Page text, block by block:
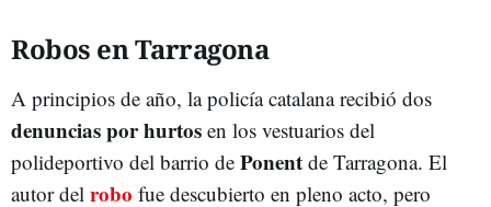
Robos en Tarragona
A principios de año, la policía catalana recibió dos
denuncias por hurtos en los vestuarios del
polideportivo del barrio de Ponent de Tarragona. El
autor del robo fue descubierto en pleno acto, pero